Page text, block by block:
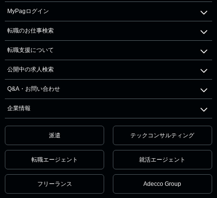
MyPagログイン
転職のお仕事検索
転職支援について
公開中の求人検索
Q&A・お問い合わせ
企業情報
派遣 テックコンサルティング
転職エージェント 就活エージェント
フリーランス Adecco Group